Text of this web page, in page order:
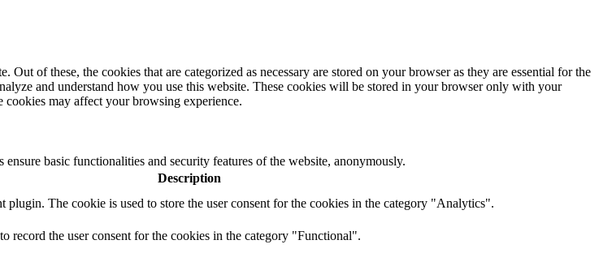
of these, the cookies that are categorized as necessary are stored on your browser as they are essential for the
and understand how you use this website. These cookies will be stored in your browser only with your
cookies may affect your browsing experience.
basic functionalities and security features of the website, anonymously.
Description
The cookie is used to store the user consent for the cookies in the category "Analytics".
record the user consent for the cookies in the category "Functional".